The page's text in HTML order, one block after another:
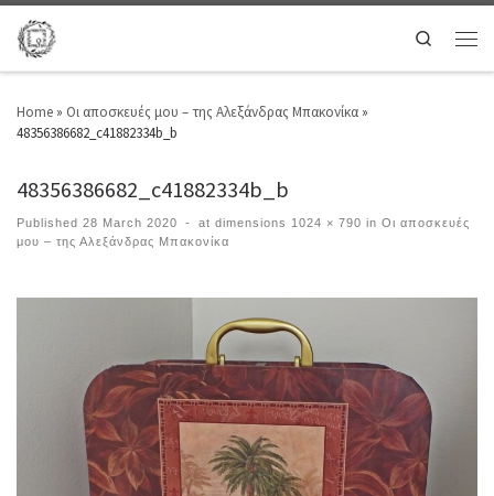
Search
Home » Οι αποσκευές μου – της Αλεξάνδρας Μπακονίκα »
48356386682_c41882334b_b
48356386682_c41882334b_b
Published 28 March 2020 - at dimensions 1024 × 790 in Οι αποσκευές
μου – της Αλεξάνδρας Μπακονίκα
Images navigation